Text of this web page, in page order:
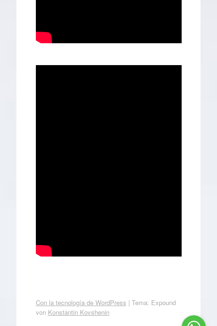
Con la tecnología de WordPress | Tema: Expound
von Konstantin Kovshenin